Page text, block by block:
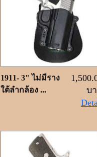
1911- 3" ไม่มีราง
ใต้ลำกล้อง ...
บ